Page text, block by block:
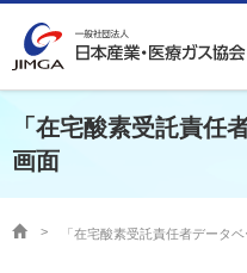
English
HOME
「在宅酸素受託責任
画面
「在宅酸素受託責任者データ